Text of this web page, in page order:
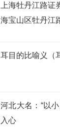
上海牡丹江路
海宝山区牡丹江
耳目的比喻义（
河北大名：“以
入心